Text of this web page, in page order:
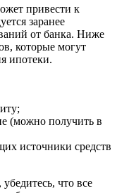
привести к
заранее
от банка. Ниже
которые могут
ипотеки.
(можно получить в
источники средств
что все